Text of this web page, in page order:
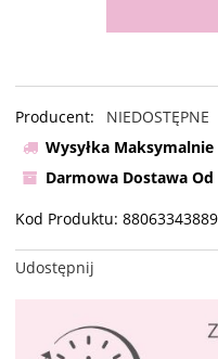
Producent:
NIEDOSTĘPNE
Wysyłka Maksymalnie
Darmowa Dostawa Od
Kod Produktu:
Udostępnij